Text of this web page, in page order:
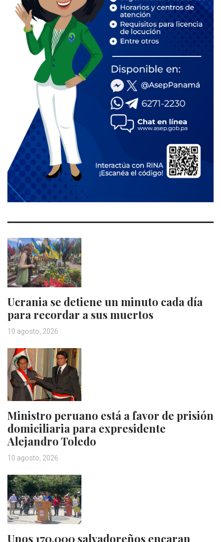
Ucrania se detiene un minuto cada día
para recordar a sus muertos
10 agosto, 2026
Ministro peruano está a favor de prisión
domiciliaria para expresidente
Alejandro Toledo
10 agosto, 2026
Unos 170.000 salvadoreños encaran